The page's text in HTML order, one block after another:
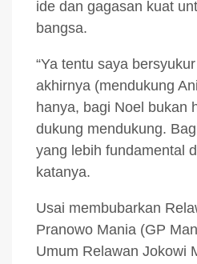
ide dan gagasan kuat
bangsa.
“Ya tentu saya
akhirnya (mendukung
hanya, bagi Noel bukan
dukung mendukung.
yang lebih fundamental
katanya.
Usai membubarkan
Pranowo Mania (GP
Umum Relawan Jokowi